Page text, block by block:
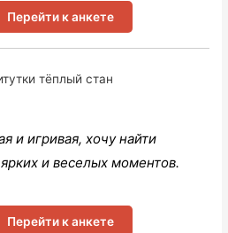
Перейти к анкете
и игривая, хочу найти
и веселых моментов.
Перейти к анкете